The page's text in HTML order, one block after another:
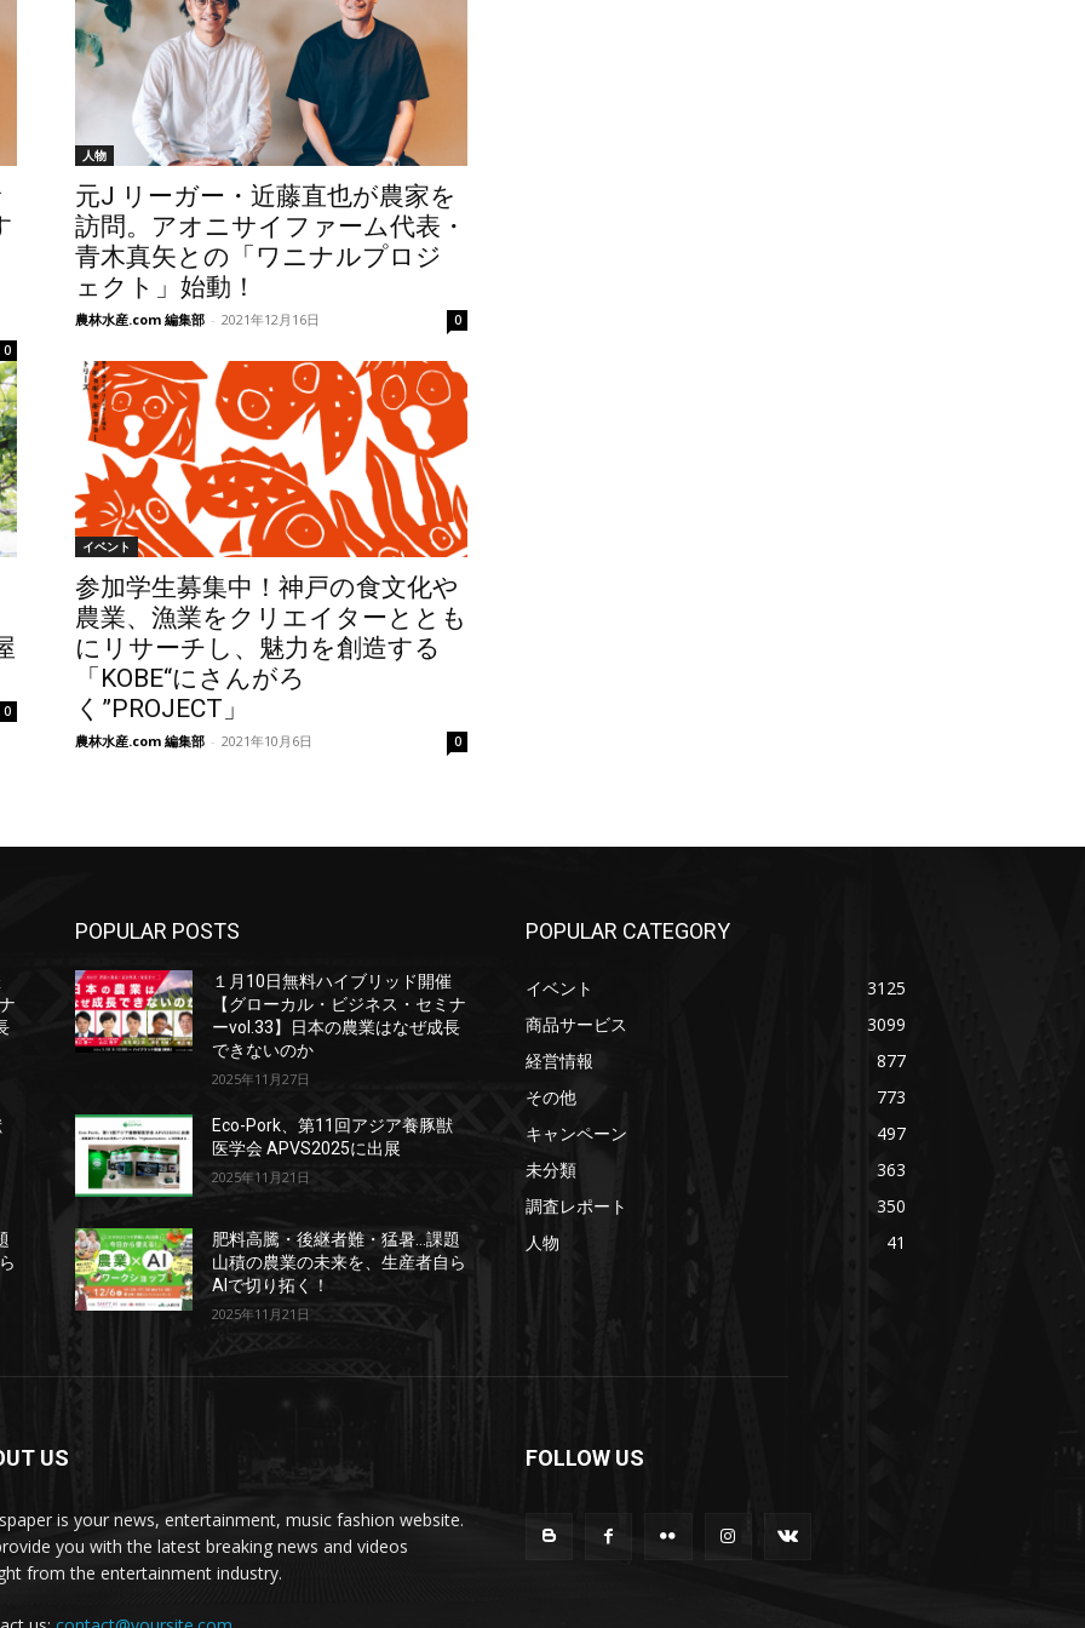
0
人物
元J リーガー・近藤直也が農家を
訪問。アオニサイファーム代表・
青木真矢との「ワニナルプロジ
ェクト」始動！
農林水産.com 編集部 - 2021年12月16日 0
0
イベント
参加学生募集中！神戸の食文化や
農業、漁業をクリエイターととも
にリサーチし、魅力を創造する
「KOBE“にさんがろ
く”PROJECT」
農林水産.com 編集部 - 2021年10月6日 0
POPULAR POSTS
１月10日無料ハイブリッド開催
【グローカル・ビジネス・セミナ
ーvol.33】日本の農業はなぜ成長
できないのか
2025年11月27日
Eco-Pork、第11回アジア養豚獣
医学会 APVS2025に出展
2025年11月21日
肥料高騰・後継者難・猛暑…課題
山積の農業の未来を、生産者自ら
AIで切り拓く！
2025年11月21日
POPULAR CATEGORY
イベント
3125
商品サービス
3099
経営情報
877
その他
773
キャンペーン
497
未分類
363
調査レポート
350
人物
41
US
is your news, entertainment, music fashion website.
you with the latest breaking news and videos
from the entertainment industry.
FOLLOW US